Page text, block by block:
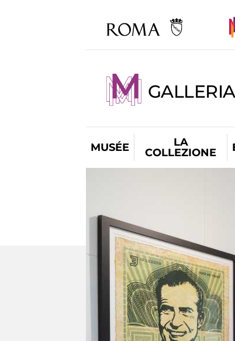
MUSÉE
LA
COLLEZIONE